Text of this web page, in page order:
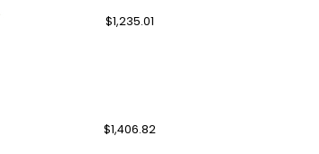
$1,235.01
$1,406.82